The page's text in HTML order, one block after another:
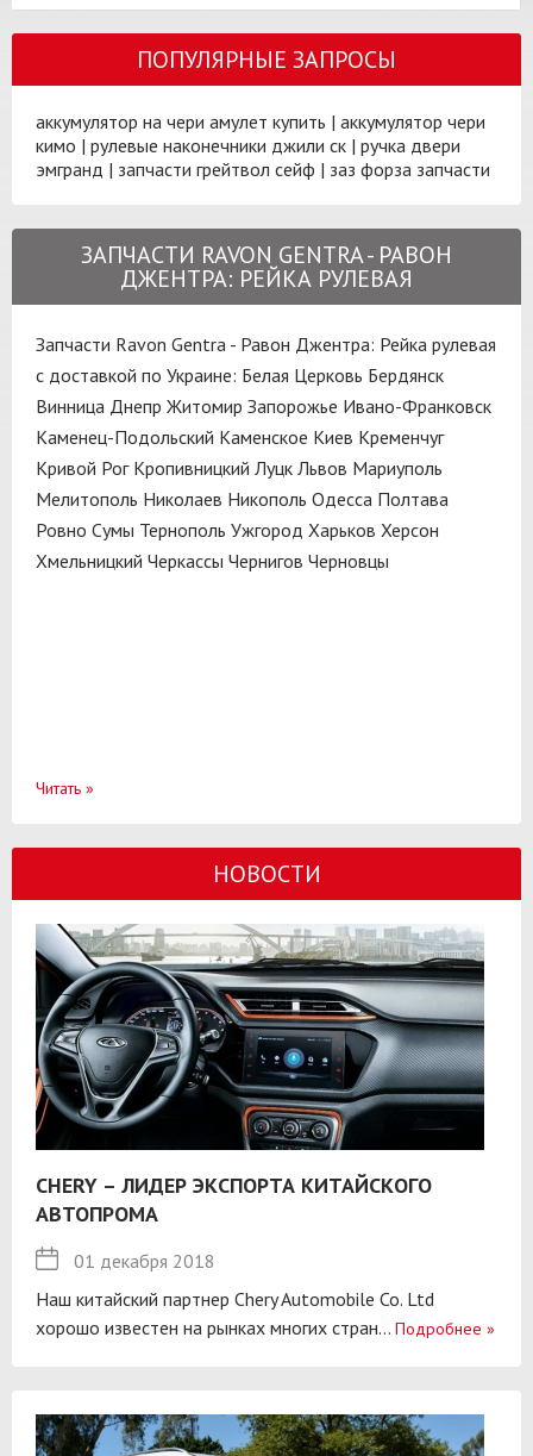
ПОПУЛЯРНЫЕ ЗАПРОСЫ
аккумулятор на чери амулет купить | аккумулятор чери
кимо | рулевые наконечники джили ск | ручка двери
эмгранд | запчасти грейтвол сейф | заз форза запчасти
ЗАПЧАСТИ RAVON GENTRA - РАВОН
ДЖЕНТРА: РЕЙКА РУЛЕВАЯ
Запчасти Ravon Gentra - Равон Джентра: Рейка рулевая
с доставкой по Украине: Белая Церковь Бердянск
Винница Днепр Житомир Запорожье Ивано-Франковск
Каменец-Подольский Каменское Киев Кременчуг
Кривой Рог Кропивницкий Луцк Львов Мариуполь
Мелитополь Николаев Никополь Одесса Полтава
Ровно Сумы Тернополь Ужгород Харьков Херсон
Хмельницкий Черкассы Чернигов Черновцы
Читать »
НОВОСТИ
CHERY – ЛИДЕР ЭКСПОРТА КИТАЙСКОГО
АВТОПРОМА
01 декабря 2018
Наш китайский партнер Chery Automobile Co. Ltd
хорошо известен на рынках многих стран... Подробнее »